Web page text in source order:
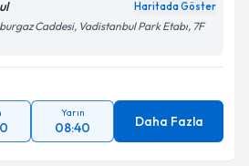
Haritada Göster
Caddesi, Vadistanbul Park Etabı, 7F
Yarın
08:40 Daha Fazla